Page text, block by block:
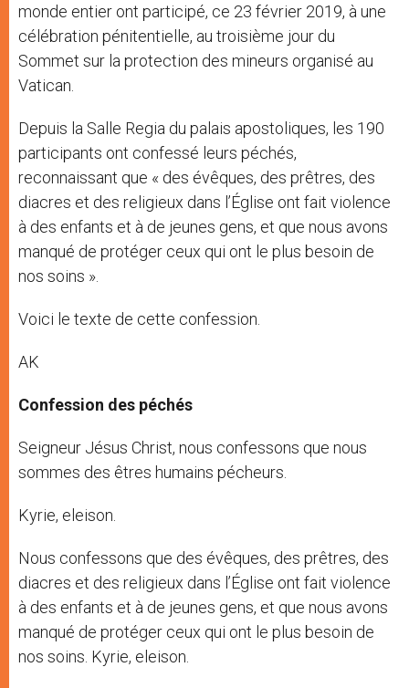
monde entier ont participé, ce 23 février 2019, à une
célébration pénitentielle, au troisième jour du
Sommet sur la protection des mineurs organisé au
Vatican.
Depuis la Salle Regia du palais apostoliques, les 190
participants ont confessé leurs péchés,
reconnaissant que « des évêques, des prêtres, des
diacres et des religieux dans l’Église ont fait violence
à des enfants et à de jeunes gens, et que nous avons
manqué de protéger ceux qui ont le plus besoin de
nos soins ».
Voici le texte de cette confession.
AK
Confession des péchés
Seigneur Jésus Christ, nous confessons que nous
sommes des êtres humains pécheurs.
Kyrie, eleison.
Nous confessons que des évêques, des prêtres, des
diacres et des religieux dans l’Église ont fait violence
à des enfants et à de jeunes gens, et que nous avons
manqué de protéger ceux qui ont le plus besoin de
nos soins. Kyrie, eleison.